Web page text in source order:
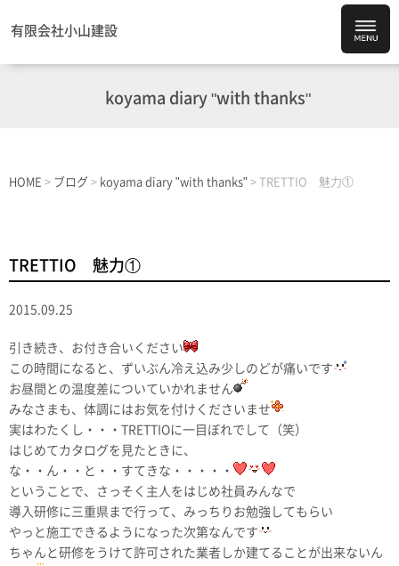
有限会社小山建設
koyama diary "with thanks"
HOME > ブログ > koyama diary "with thanks" > TRETTIO 魅力①
TRETTIO 魅力①
2015.09.25
引き続き、お付き合いください
この時間になると、ずいぶん冷え込み少しのどが痛いです
お昼間との温度差についていかれません
みなさまも、体調にはお気を付けくださいませ
実はわたくし・・・TRETTIOに一目ぼれでして（笑）
はじめてカタログを見たときに、
な・・ん・・と・・すてきな・・・・・
ということで、さっそく主人をはじめ社員みんなで
導入研修に三重県まで行って、みっちりお勉強してもらい
やっと施工できるようになった次第なんです
ちゃんと研修をうけて許可された業者しか建てることが出来ないん